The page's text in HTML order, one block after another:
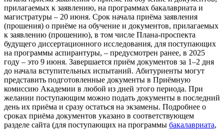
прилагаемых к заявлению, на программах бакалавриата и
магистратуры – 20 июня. Срок начала приёма заявления
(прошения) о приёме на обучение и документов, прилагаемых
к заявлению (прошению), в том числе Плана-проспекта
будущего диссертационного исследования, для поступающих
на программы аспирантуры, – предусмотрен ранее, в 2025
году – это 9 июня. Завершается приём документов за 1–2 дня
до начала вступительных испытаний. Абитуриенты могут
представить подготовленные документы в Приёмную
комиссию Академии в любой из дней этого периода. При
желании поступающим можно подать документы в последний
день их приёма и сразу остаться на экзамены. Подробнее о
сроках приёма документов указано в соответствующем
разделе сайта (для поступающих на программы бакалавриата,